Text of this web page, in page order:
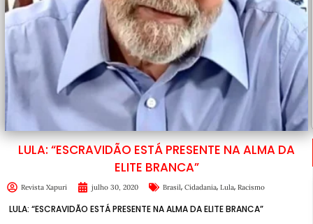
LULA: “ESCRAVIDÃO ESTÁ PRESENTE NA ALMA DA
ELITE BRANCA”
Revista Xapuri julho 30, 2020 Brasil, Cidadania, Lula, Racismo
LULA: “ESCRAVIDÃO ESTÁ PRESENTE NA ALMA DA ELITE BRANCA”